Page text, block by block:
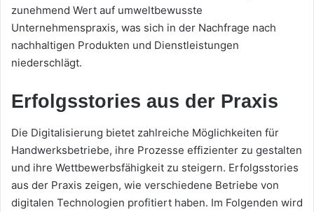
zunehmend Wert auf umweltbewusste
Unternehmenspraxis, was sich in der Nachfrage nach
nachhaltigen Produkten und Dienstleistungen
niederschlägt.
Erfolgsstories aus der Praxis
Die Digitalisierung bietet zahlreiche Möglichkeiten für
Handwerksbetriebe, ihre Prozesse effizienter zu gestalten
und ihre Wettbewerbsfähigkeit zu steigern. Erfolgsstories
aus der Praxis zeigen, wie verschiedene Betriebe von
digitalen Technologien profitiert haben. Im Folgenden wird